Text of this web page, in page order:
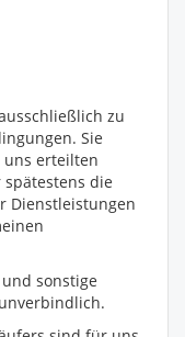
zu
Sie
erteilten
die
Dienstleistungen
sonstige